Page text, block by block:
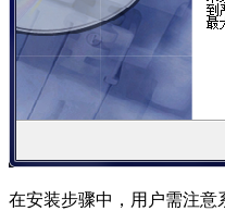
在安装步骤中，用户需注意